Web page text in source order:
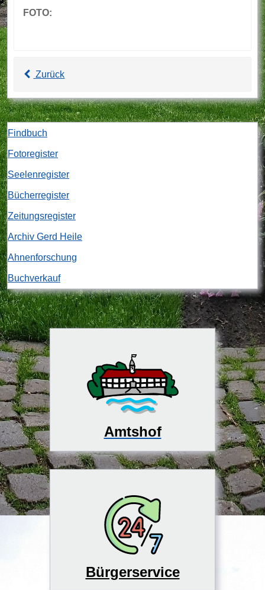
FOTO:
Zurück
Findbuch
Fotoregister
Seelenregister
Bücherregister
Zeitungsregister
Archiv Gerd Heile
Ahnenforschung
Buchverkauf
Amtshof
Bürgerservice